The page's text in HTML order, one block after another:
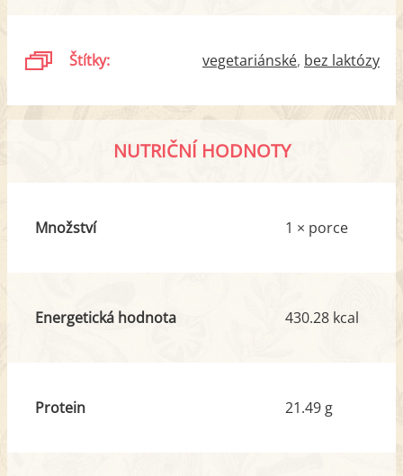
Štítky: vegetariánské bez laktózy
NUTRIČNÍ HODNOTY
Množství 1 × porce
Energetická hodnota 430.28 kcal
Protein 21.49 g